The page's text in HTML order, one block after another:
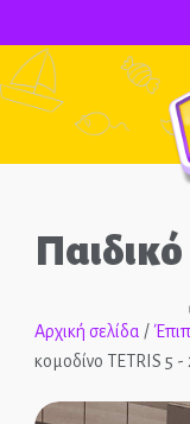
Αρχική σελίδα /
κομοδίνο TETRIS 5 -